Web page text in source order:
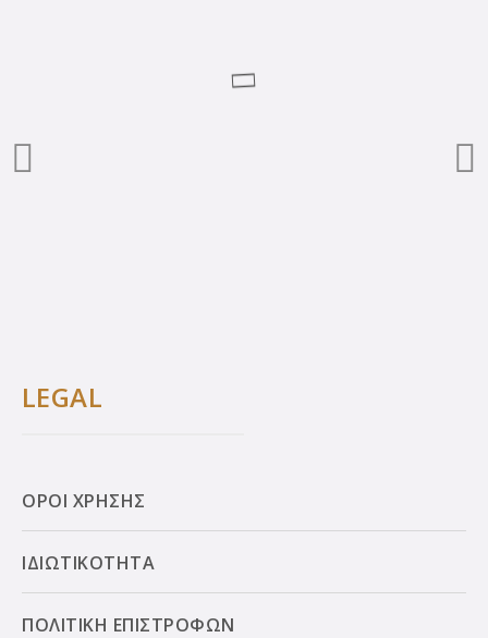
LEGAL
ΟΡΟΙ ΧΡΗΣΗΣ
ΙΔΙΩΤΙΚΟΤΗΤΑ
ΠΟΛΙΤΙΚΗ ΕΠΙΣΤΡΟΦΩΝ